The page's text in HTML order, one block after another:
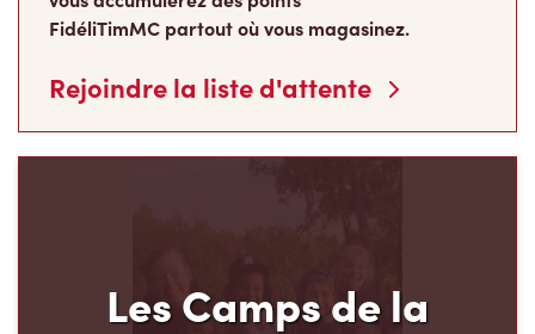
Rejoindre la liste d'attente
Fondation Tim Hortons